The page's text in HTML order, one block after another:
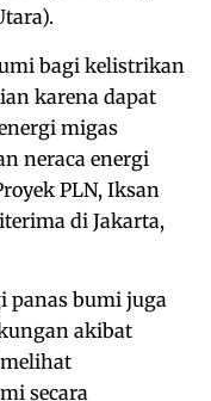
bagi kelistrikan
karena dapat
migas
neraca energi
PLN, Iksan
di Jakarta,
panas bumi juga
akibat
secara